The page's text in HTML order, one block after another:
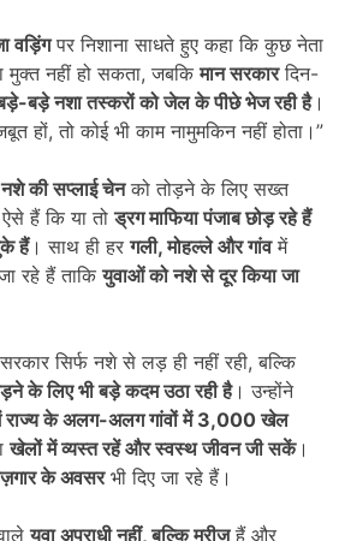
वड़िंगपर निशाना साधते हुए कहा कि कुछ नेता
मुक्त नहीं हो सकता, जबकिमान सरकारदिन-
बड़े नशा तस्करों को जेल के पीछे भेज रही है।
हों, तो कोई भी काम नामुमकिन नहीं होता।”
नशे की सप्लाई चेनको तोड़ने के लिए सख्त
हैं कि या तोड्रग माफिया पंजाब छोड़ रहे हैं
हैं। साथ ही हरगली,मोहल्ले और गांवमें
रहे हैं ताकियुवाओं को नशे से दूर किया जा
सिर्फ नशे से लड़ ही नहीं रही, बल्कि
के लिए भी बड़े कदम उठा रही है। उन्होंने
राज्य के अलग-अलग गांवों में 3,000खेल
खेलों में व्यस्त रहें और स्वस्थ जीवन जी सकें।
के अवसरभी दिए जा रहे हैं।
युवा अपराधी नहीं,बल्कि मरीजहैं और